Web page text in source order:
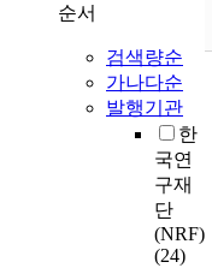
순서
검색량순
가나다순
발행기관
한
국연
구재
단
(NRF)
(24)